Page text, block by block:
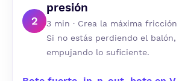
2
presión
3 min · Crea la máxima
Si no estás perdiendo el balón,
empujando lo suficiente.